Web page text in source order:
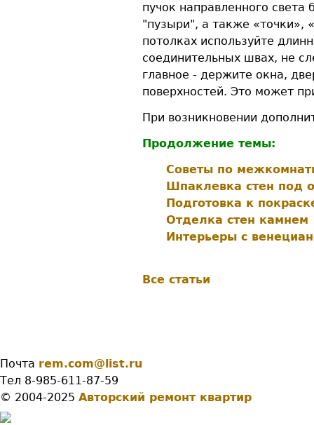
пучок направленного
"пузыри", а также «точки»,
потолках используйте
соединительных швах, не
главное - держите окна,
поверхностей. Это может
При возникновении
Продолжение темы:
Советы по
Шпаклевка стен под
Подготовка к
Отделка стен камнем
Интерьеры с
Все статьи
Почта rem.com@list.ru
Тел 8-985-611-87-59
© 2004-2025 Авторский ремонт квартир